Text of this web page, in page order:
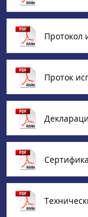
Протокол
Проток